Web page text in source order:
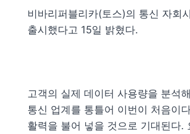
비바리퍼블리카(토스)의 통신 자회
출시했다고 15일 밝혔다.
고객의 실제 데이터 사용량을 분석
통신 업계를 통틀어 이번이 처음이
활력을 불어 넣을 것으로 기대된다.